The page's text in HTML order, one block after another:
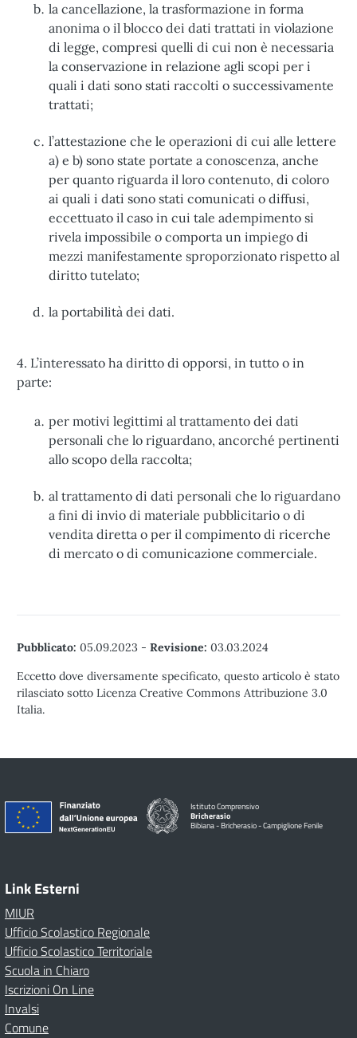
la cancellazione, la trasformazione in forma
anonima o il blocco dei dati trattati in violazione
di legge, compresi quelli di cui non è necessaria
la conservazione in relazione agli scopi per i
quali i dati sono stati raccolti o successivamente
trattati;
l’attestazione che le operazioni di cui alle lettere
a) e b) sono state portate a conoscenza, anche
per quanto riguarda il loro contenuto, di coloro
ai quali i dati sono stati comunicati o diffusi,
eccettuato il caso in cui tale adempimento si
rivela impossibile o comporta un impiego di
mezzi manifestamente sproporzionato rispetto al
diritto tutelato;
la portabilità dei dati.
4. L’interessato ha diritto di opporsi, in tutto o in
parte:
per motivi legittimi al trattamento dei dati
personali che lo riguardano, ancorché pertinenti
allo scopo della raccolta;
al trattamento di dati personali che lo riguardano
a fini di invio di materiale pubblicitario o di
vendita diretta o per il compimento di ricerche
di mercato o di comunicazione commerciale.
Pubblicato: 05.09.2023 - Revisione: 03.03.2024
Eccetto dove diversamente specificato, questo articolo è stato
rilasciato sotto Licenza Creative Commons Attribuzione 3.0
Italia.
Istituto Comprensivo
Bricherasio
Bibiana - Bricherasio - Campiglione Fenile
Link Esterni
MIUR
Ufficio Scolastico Regionale
Ufficio Scolastico Territoriale
Scuola in Chiaro
Iscrizioni On Line
Invalsi
Comune